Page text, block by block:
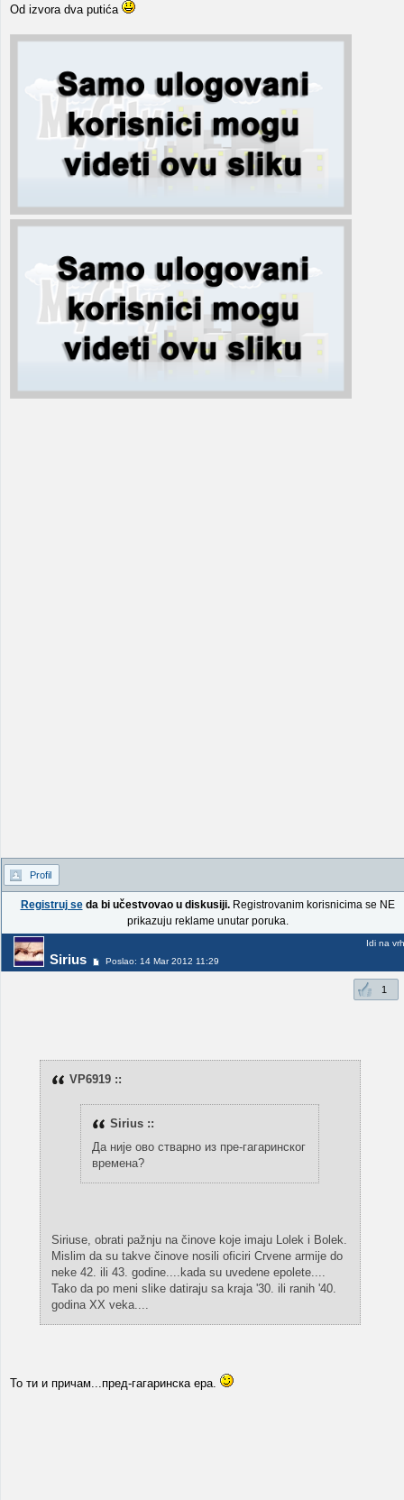
Od izvora dva putića
Profil
Registruj seda bi učestvovao u diskusiji.Registrovanim korisnicima se NE
prikazuju reklame unutar poruka.
Sirius Poslao: 14 Mar 2012 11:29
Idi na vrh
1
VP6919 ::
Sirius ::
Да није ово стварно из пре-гагаринског
времена?
Siriuse, obrati pažnju na činove koje imaju Lolek i Bolek.
Mislim da su takve činove nosili oficiri Crvene armije do
neke 42. ili 43. godine....kada su uvedene epolete....
Tako da po meni slike datiraju sa kraja '30. ili ranih '40.
godina XX veka....
То ти и причам...пред-гагаринска ера.